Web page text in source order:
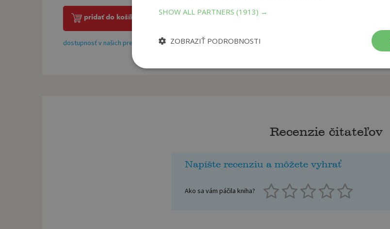
pridať do košíka
dostupnosť v našich predajniach
Recenzie čitateľov
Napíšte recenziu a môžete vyhrať
Ako sa vám páčila kniha?
SHOW ALL PARTNERS (1913) →
ZOBRAZIŤ PODROBNOSTI